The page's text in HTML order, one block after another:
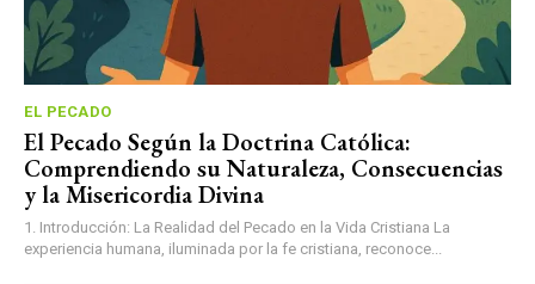
EL PECADO
El Pecado Según la Doctrina Católica:
Comprendiendo su Naturaleza, Consecuencias
y la Misericordia Divina
1. Introducción: La Realidad del Pecado en la Vida Cristiana La
experiencia humana, iluminada por la fe cristiana, reconoce...